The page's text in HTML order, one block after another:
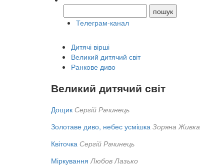
Телеграм-канал
Дитячі вірші
Великий дитячий світ
Ранкове диво
Великий дитячий світ
Дощик Сергій Рачинець
Золотаве диво, небес усмішка Зоряна Живка
Квіточка Сергій Рачинець
Міркування Любов Лазько